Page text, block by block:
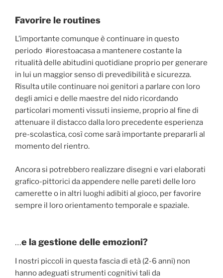
Favorire le routines
L’importante comunque è continuare in questo
periodo #iorestoacasa a mantenere costante la
ritualità delle abitudini quotidiane proprio per generare
in lui un maggior senso di prevedibilità e sicurezza.
Risulta utile continuare noi genitori a parlare con loro
degli amici e delle maestre del nido ricordando
particolari momenti vissuti insieme, proprio al fine di
attenuare il distacco dalla loro precedente esperienza
pre-scolastica, così come sarà importante prepararli al
momento del rientro.
Ancora si potrebbero realizzare disegni e vari elaborati
grafico-pittorici da appendere nelle pareti delle loro
camerette o in altri luoghi adibiti al gioco, per favorire
sempre il loro orientamento temporale e spaziale.
…e la gestione delle emozioni?
I nostri piccoli in questa fascia di età (2-6 anni) non
hanno adeguati strumenti cognitivi tali da